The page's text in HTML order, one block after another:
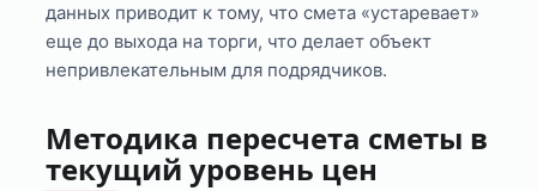
данных приводит к тому, что смета «устаревает»
еще до выхода на торги, что делает объект
непривлекательным для подрядчиков.
Методика пересчета сметы в
текущий уровень цен